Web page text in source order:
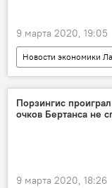
9 марта 2020, 19:05
Новости экономики
Латвия
Порзингис
очков Бертанса не
9 марта 2020, 18:26